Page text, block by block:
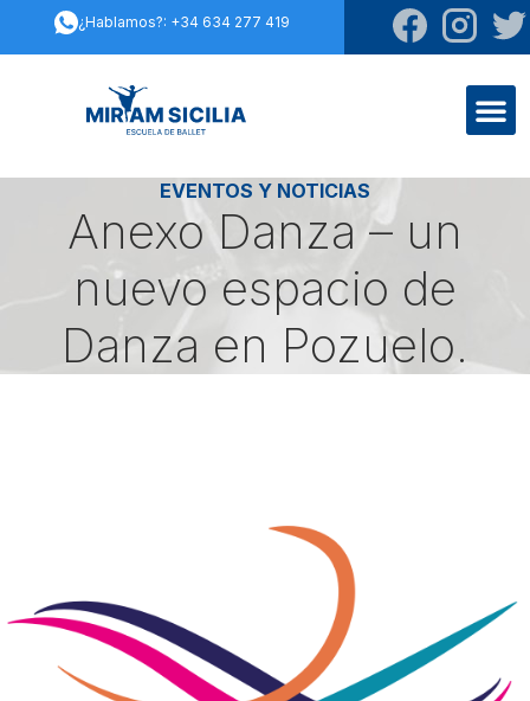
¿Hablamos?: +34 634 277 419
EVENTOS Y NOTICIAS
Anexo Danza – un
nuevo espacio de
Danza en Pozuelo.